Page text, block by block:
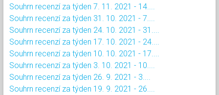
Souhrn recenzí za týden 7. 11. 2021 - 14....
Souhrn recenzí za týden 31. 10. 2021 - 7....
Souhrn recenzí za týden 24. 10. 2021 - 31....
Souhrn recenzí za týden 17. 10. 2021 - 24....
Souhrn recenzí za týden 10. 10. 2021 - 17....
Souhrn recenzí za týden 3. 10. 2021 - 10....
Souhrn recenzí za týden 26. 9. 2021 - 3....
Souhrn recenzí za týden 19. 9. 2021 - 26....